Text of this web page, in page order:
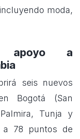
moda,
apoyo a
seis nuevos
Bogotá (San
Tunja y
a 78 puntos de